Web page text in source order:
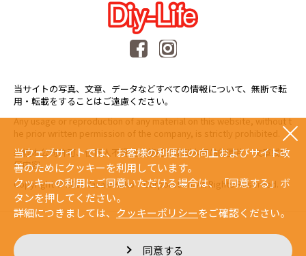
当サイトの写真、文章、データなどすべての情報について、無断で転
用・転載をすることはご遠慮ください。
Any usage or reproduction of any material on this website, without t
he prior written permission of the company, is strictly prohibited.
未經本公司許可、任何人不得擅自使用或複製本網站的圖片、文章或任
何内容。
Copyright © 2015 Yazaki Kako Corporation. All Rights Reserved.
当ウェブサイトでは、お客様の利便性の向上およびサイト改
善のためにクッキーを利用しています。
クッキーの利用にご同意いただける場合は、「同意する」ボ
タンを押してください。
詳細につきましては、 クッキーポリシーをご確認ください。
同意する